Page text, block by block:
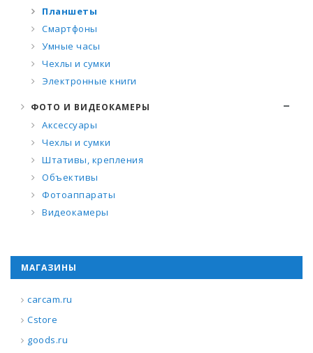
Планшеты
Смартфоны
Умные часы
Чехлы и сумки
Электронные книги
ФОТО И ВИДЕОКАМЕРЫ
Аксессуары
Чехлы и сумки
Штативы, крепления
Объективы
Фотоаппараты
Видеокамеры
МАГАЗИНЫ
carcam.ru
Cstore
goods.ru